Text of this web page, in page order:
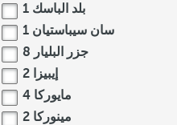
بلد الباسك 1
سان سيباستيان 1
جزر البليار 8
إيبيزا 2
مايوركا 4
مينوركا 2